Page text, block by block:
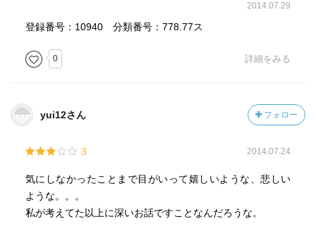
2014.07.29
登録番号：10940 分類番号：778.77ス
0 詳細をみる
yui12さん フォロー
3 2014.07.24
気にしなかったことまで目がいって嬉しいような、悲しい
ような。。。
私が考えてた以上に深いお話ですことなんだろうな。